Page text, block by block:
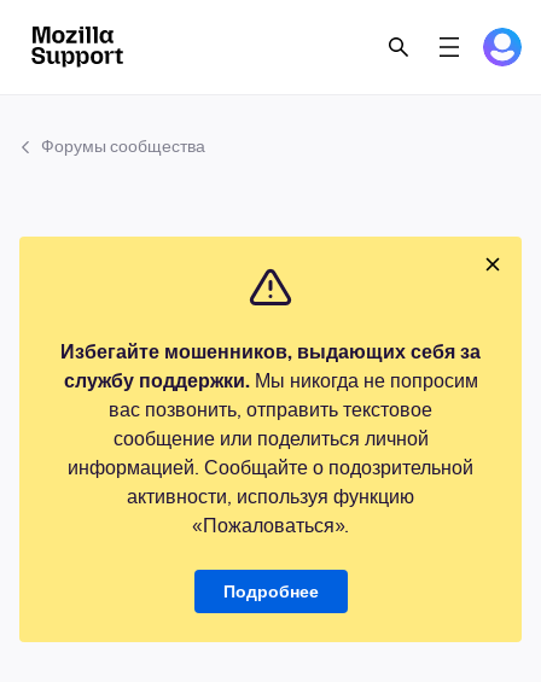
Форумы сообщества
Избегайте мошенников, выдающих себя за
службу поддержки.Мы никогда не попросим
вас позвонить, отправить текстовое
сообщение или поделиться личной
информацией. Сообщайте о подозрительной
активности, используя функцию
«Пожаловаться».
Подробнее